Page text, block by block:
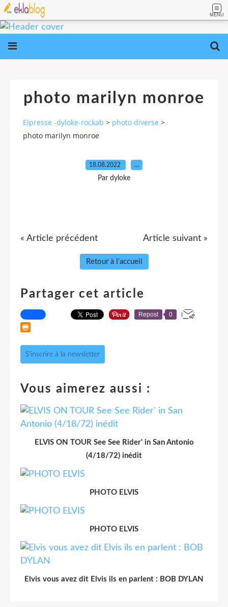
MENU
photo marilyn monroe
Elpresse -dyloke-rockab > photo diverse >
photo marilyn monroe
18.08.2022 …
Par dyloke
« Article précédent Article suivant »
Retour à l'accueil
Partager cet article
Repost 0
S'inscrire à la newsletter
Vous aimerez aussi :
ELVIS ON TOUR See See Rider' in San Antonio
(4/18/72) inédit
PHOTO ELVIS
PHOTO ELVIS
Elvis vous avez dit Elvis ils en parlent : BOB DYLAN